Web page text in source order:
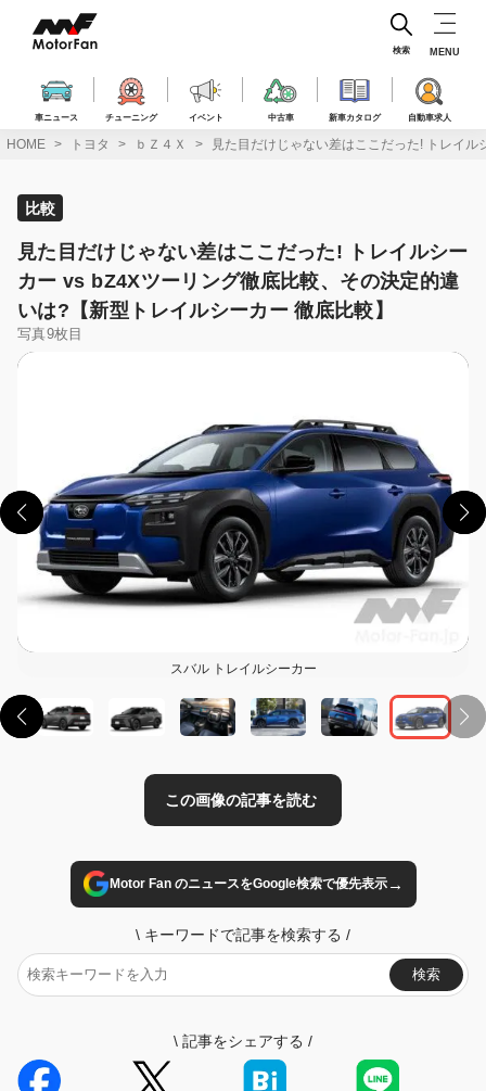
ス
車ニュース チューニング イベント 中古車 新車カタログ 自動車求人
検索 MENU
HOME トヨタ ｂＺ４Ｘ 見た目だけじゃない差はここだった! トレイ
比較
見た目だけじゃない差はここだった! トレイルシー
カー vs bZ4Xツーリング徹底比較、その決定的違
いは?【新型トレイルシーカー 徹底比較】
写真9枚目
スバル トレイルシーカー
この画像の記事を読む
Motor Fan のニュースをGoogle検索で優先表示→
\ キーワードで記事を検索する /
検索
\ 記事をシェアする /